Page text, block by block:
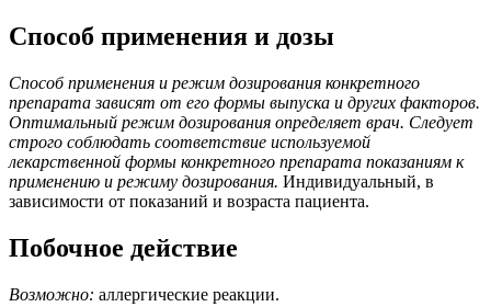
Способ применения и дозы
Способ применения и режим дозирования конкретного
препарата зависят от его формы выпуска и других факторов.
Оптимальный режим дозирования определяет врач. Следует
строго соблюдать соответствие используемой
лекарственной формы конкретного препарата показаниям к
применению и режиму дозирования. Индивидуальный, в
зависимости от показаний и возраста пациента.
Побочное действие
Возможно: аллергические реакции.